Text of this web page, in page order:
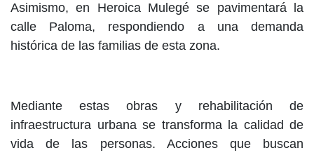
Asimismo, en Heroica Mulegé se pavimentará la
calle Paloma, respondiendo a una demanda
histórica de las familias de esta zona.
Mediante estas obras y rehabilitación de
infraestructura urbana se transforma la calidad de
vida de las personas. Acciones que buscan